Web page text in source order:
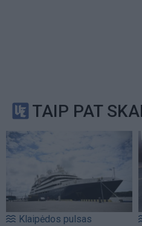
TAIP PAT
Klaipėdos pulsas